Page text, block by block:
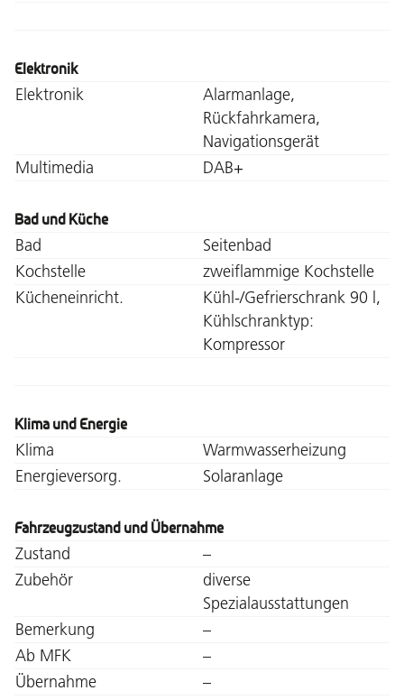
Elektronik
Elektronik
Alarmanlage,
Rückfahrkamera,
Navigationsgerät
Multimedia
DAB+
Bad und Küche
Bad
Seitenbad
Kochstelle
zweiflammige Kochstelle
Kücheneinricht.
Kühl-/Gefrierschrank 90 l,
Kühlschranktyp:
Kompressor
Klima und Energie
Klima
Warmwasserheizung
Energieversorg.
Solaranlage
Fahrzeugzustand und Übernahme
Zustand
–
Zubehör
diverse
Spezialausstattungen
Bemerkung
–
Ab MFK
–
Übernahme
–